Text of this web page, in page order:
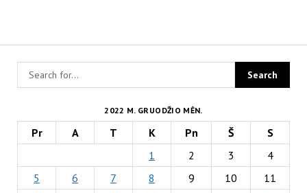
2022 M. GRUODŽIO MĖN.
Pr A T K Pn Š
S
1
2 3
4
5
6 7 8 9 10
11